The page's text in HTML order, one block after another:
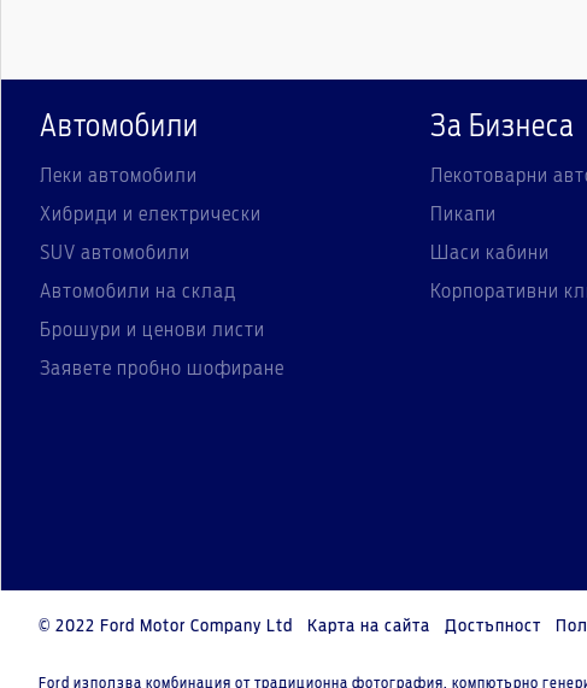
Автомобили
Леки автомобили
Хибриди и електрически
SUV автомобили
Автомобили на склад
Брошури и ценови листи
Заявете пробно шофиране
За Бизнеса
Лекотоварни
Пикапи
Шаси кабини
Корпоративни
© 2022 Ford Motor Company Ltd Карта на сайта Достъпност
Ford използва комбинация от традиционна фотография, компютърно